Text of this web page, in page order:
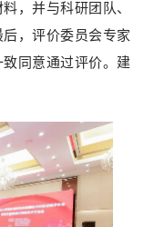
，并与科研团队、
，评价委员会专家
同意通过评价。建